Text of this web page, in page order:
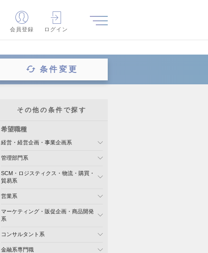
会員登録 ログイン
条件変更
その他の条件で探す
希望職種
経営・経営企画・事業企画系
管理部門系
SCM・ロジスティクス・物流・購買・
貿易系
営業系
マーケティング・販促企画・商品開発
系
コンサルタント系
金融系専門職